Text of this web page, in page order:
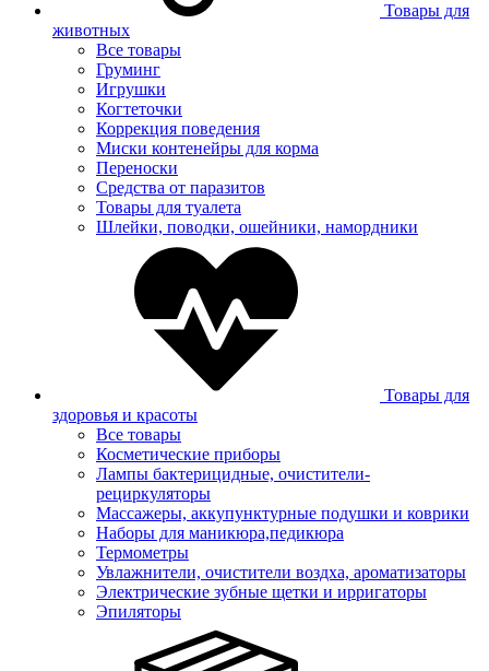
Товары для
животных
Все товары
Груминг
Игрушки
Когтеточки
Коррекция поведения
Миски контенейры для корма
Переноски
Средства от паразитов
Товары для туалета
Шлейки, поводки, ошейники, намордники
Товары для
здоровья и красоты
Все товары
Косметические приборы
Лампы бактерицидные, очистители-
рециркуляторы
Массажеры, аккупунктурные подушки и коврики
Наборы для маникюра,педикюра
Термометры
Увлажнители, очистители воздха, ароматизаторы
Электрические зубные щетки и ирригаторы
Эпиляторы